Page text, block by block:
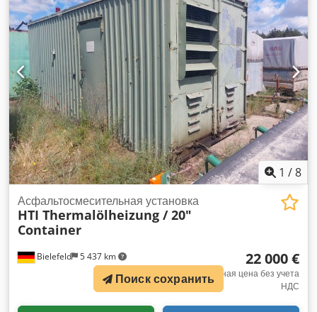
1 /8
Bielefeld 5 437 km
Асфальтосмесительная установка
HTI Thermalölheizung / 20"
Container
22 000 €
Фиксированная цена без учета
НДС
Поиск сохранить